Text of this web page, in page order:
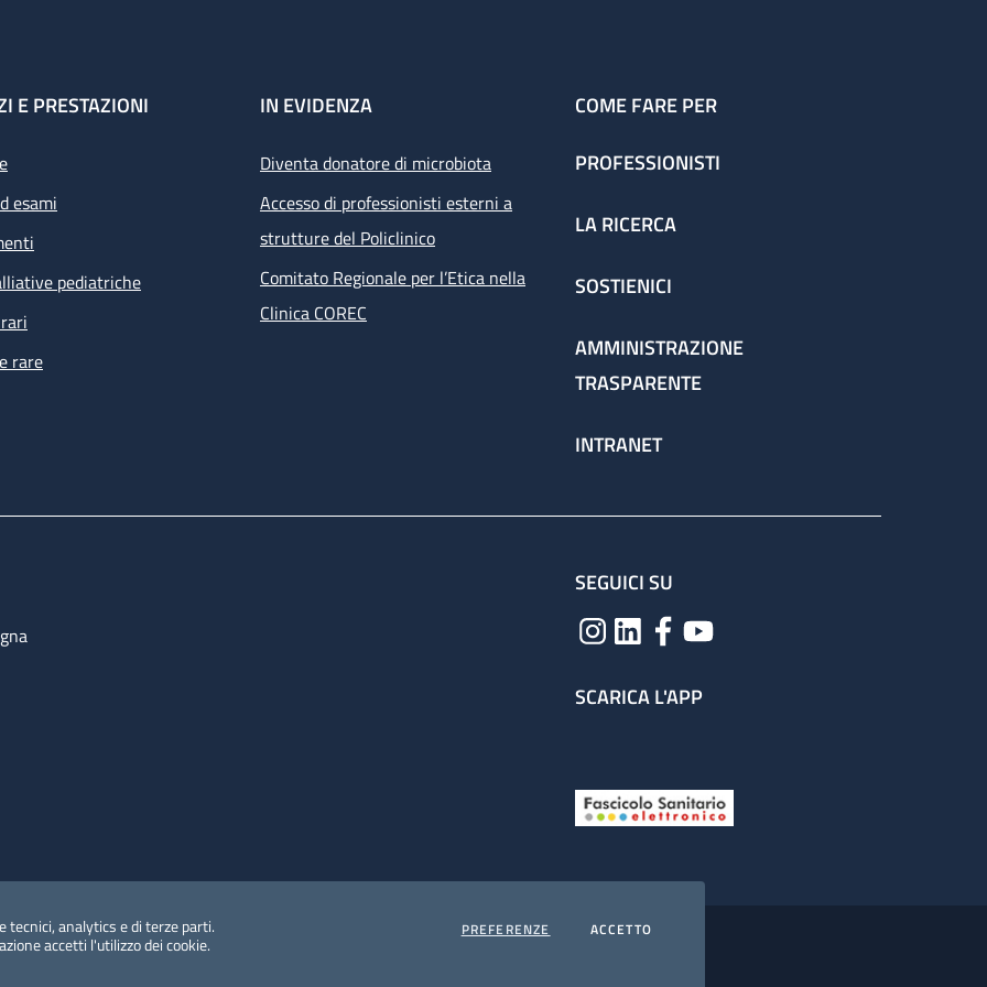
tecnici, analytics e di terze parti.
accetti l'utilizzo dei cookie.
PREFERENZE COOKIESACCETTOI COOKIES
E PRESTAZIONI
esami
pediatriche
rare
IN EVIDENZA
Diventa donatore di microbiota
Accesso di professionisti esterni a
strutture del Policlinico
Comitato Regionale per l’Etica nella
Clinica COREC
COME FARE PER
PROFESSIONISTI
LA RICERCA
SOSTIENICI
AMMINISTRAZIONE
TRASPARENTE
INTRANET
SEGUICI SU
SCARICA L'APP
del dato personale